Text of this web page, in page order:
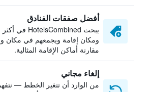
أفضل صفقات الفنادق
ومكان إقامة ويجمعهم في مكان
مقارنة أماكن الإقامة المثالية.
إلغاء مجاني
من الوارد أن تتغير الخطط —